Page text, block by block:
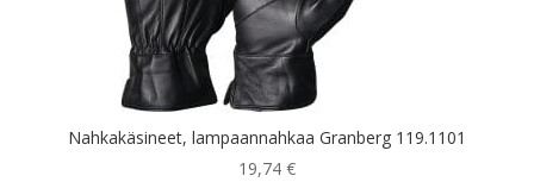
Nahkakäsineet, lampaannahkaa Granberg 119.1101
19,74 €